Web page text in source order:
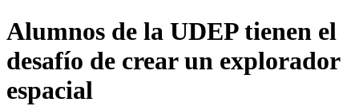
Alumnos de la UDEP tienen el
desafío de crear un explorador
espacial